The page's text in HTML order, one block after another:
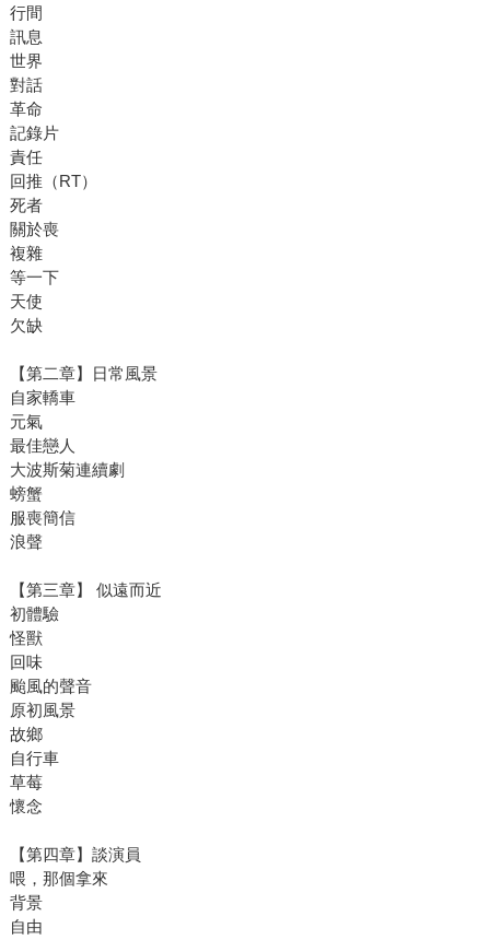
行間
訊息
世界
對話
革命
記錄片
責任
回推（RT）
死者
關於喪
複雜
等一下
天使
欠缺
【第二章】日常風景
自家轎車
元氣
最佳戀人
大波斯菊連續劇
螃蟹
服喪簡信
浪聲
【第三章】 似遠而近
初體驗
怪獸
回味
颱風的聲音
原初風景
故鄉
自行車
草莓
懷念
【第四章】談演員
喂，那個拿來
背景
自由